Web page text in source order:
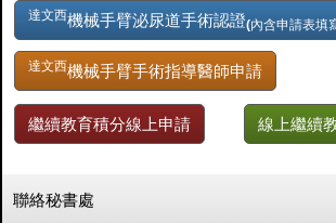
達文西機械手臂泌尿道手術認證(內含申請表填
達文西機械手臂手術指導醫師申請
繼續教育積分線上申請 線上繼續
聯絡秘書處